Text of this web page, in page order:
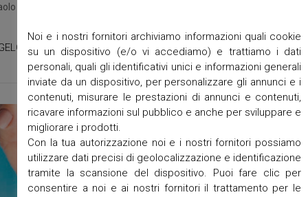
RAGAZZI – 4 DOMENICA T.O. – Che forza Gesu’!
Noi e i nostri fornitori archiviamo informazioni quali cookie
su un dispositivo (e/o vi accediamo) e trattiamo i dati
personali, quali gli identificativi unici e informazioni generali
inviate da un dispositivo, per personalizzare gli annunci e i
contenuti, misurare le prestazioni di annunci e contenuti,
ricavare informazioni sul pubblico e anche per sviluppare e
migliorare i prodotti.
Con la tua autorizzazione noi e i nostri fornitori possiamo
utilizzare dati precisi di geolocalizzazione e identificazione
tramite la scansione del dispositivo. Puoi fare clic per
consentire a noi e ai nostri fornitori il trattamento per le